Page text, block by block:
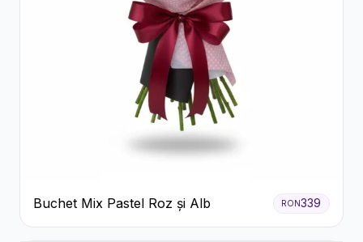
Buchet Mix Pastel Roz și Alb RON339